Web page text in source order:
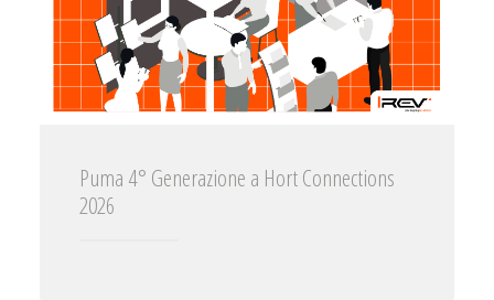
Puma 4° Generazione a Hort Connections
2026